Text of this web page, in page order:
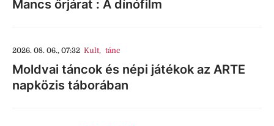
Mancs őrjárat : A dínófilm
2026. 08. 06., 07:32 Kult, tánc
Moldvai táncok és népi játékok az ARTE
napközis táborában